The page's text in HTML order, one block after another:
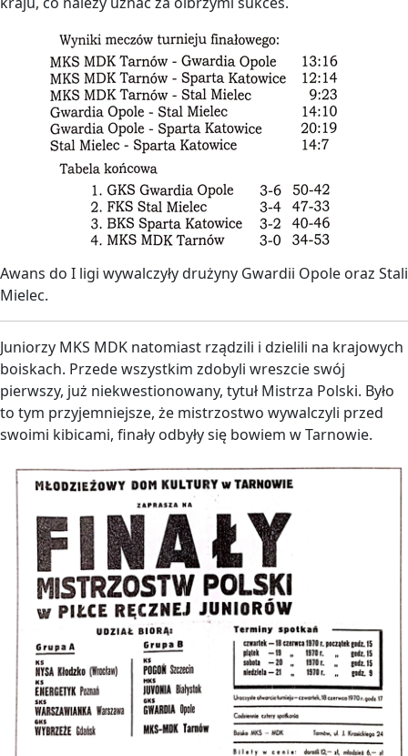
Awans do I ligi wywalczyły drużyny Gwardii Opole oraz Stali
Mielec.
Juniorzy MKS MDK natomiast rządzili i dzielili na krajowych
boiskach. Przede wszystkim zdobyli wreszcie swój
pierwszy, już niekwestionowany, tytuł Mistrza Polski. Było
to tym przyjemniejsze, że mistrzostwo wywalczyli przed
swoimi kibicami, finały odbyły się bowiem w Tarnowie.